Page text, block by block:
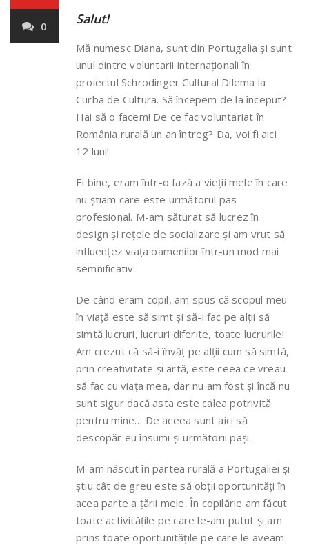
0 Salut!
Mă numesc Diana, sunt din Portugalia și sunt
unul dintre voluntarii internaționali în
proiectul Schrodinger Cultural Dilema la
Curba de Cultura. Să începem de la început?
Hai să o facem! De ce fac voluntariat în
România rurală un an întreg? Da, voi fi aici
12 luni!
Ei bine, eram într-o fază a vieții mele în care
nu știam care este următorul pas
profesional. M-am săturat să lucrez în
design și rețele de socializare și am vrut să
influențez viața oamenilor într-un mod mai
semnificativ.
De când eram copil, am spus că scopul meu
în viață este să simt și să-i fac pe alții să
simtă lucruri, lucruri diferite, toate lucrurile!
Am crezut că să-i învăț pe alții cum să simtă,
prin creativitate și artă, este ceea ce vreau
să fac cu viața mea, dar nu am fost și încă nu
sunt sigur dacă asta este calea potrivită
pentru mine… De aceea sunt aici să
descopăr eu însumi și următorii pași.
M-am născut în partea rurală a Portugaliei și
știu cât de greu este să obții oportunități în
acea parte a țării mele. În copilărie am făcut
toate activitățile pe care le-am putut și am
prins toate oportunitățile pe care le aveam